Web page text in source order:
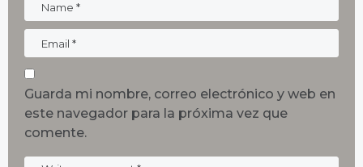
Guarda mi nombre, correo electrónico y web en
este navegador para la próxima vez que
comente.